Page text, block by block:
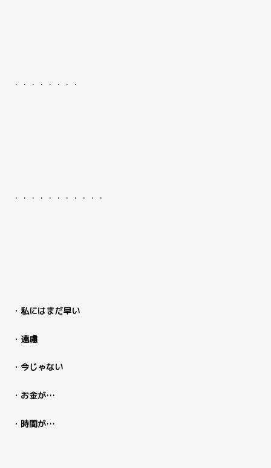
・・・・・・・・
・・・・・・・・・・・
・私にはまだ早い
・遠慮
・今じゃない
・お金が…
・時間が…